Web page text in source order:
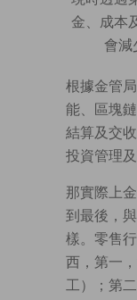
金、成本
會減
根據金管
能、區塊
結算及交
投資管理
那實際上
到最後，
樣。零售
西，第一
工）；第